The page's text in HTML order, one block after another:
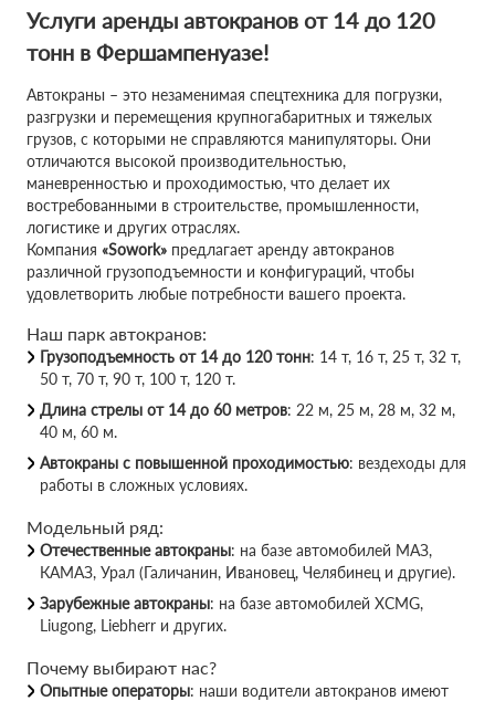
Услуги аренды автокранов от 14 до 120
тонн в Фершампенуазе!
Автокраны – это незаменимая спецтехника для погрузки,
разгрузки и перемещения крупногабаритных и тяжелых
грузов, с которыми не справляются манипуляторы. Они
отличаются высокой производительностью,
маневренностью и проходимостью, что делает их
востребованными в строительстве, промышленности,
логистике и других отраслях.
Компания «Sowork» предлагает аренду автокранов
различной грузоподъемности и конфигураций, чтобы
удовлетворить любые потребности вашего проекта.
Наш парк автокранов:
Грузоподъемность от 14 до 120 тонн: 14 т, 16 т, 25 т, 32 т,
50 т, 70 т, 90 т, 100 т, 120 т.
Длина стрелы от 14 до 60 метров: 22 м, 25 м, 28 м, 32 м,
40 м, 60 м.
Автокраны с повышенной проходимостью: вездеходы для
работы в сложных условиях.
Модельный ряд:
Отечественные автокраны: на базе автомобилей МАЗ,
КАМАЗ, Урал (Галичанин, Ивановец, Челябинец и другие).
Зарубежные автокраны: на базе автомобилей XCMG,
Liugong, Liebherr и других.
Почему выбирают нас?
Опытные операторы: наши водители автокранов имеют